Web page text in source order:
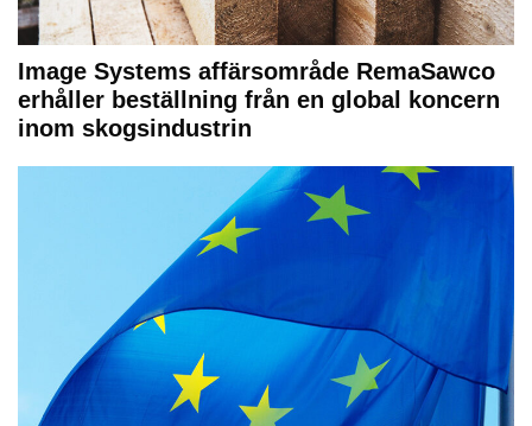
Image Systems affärsområde RemaSawco
erhåller beställning från en global koncern
inom skogsindustrin